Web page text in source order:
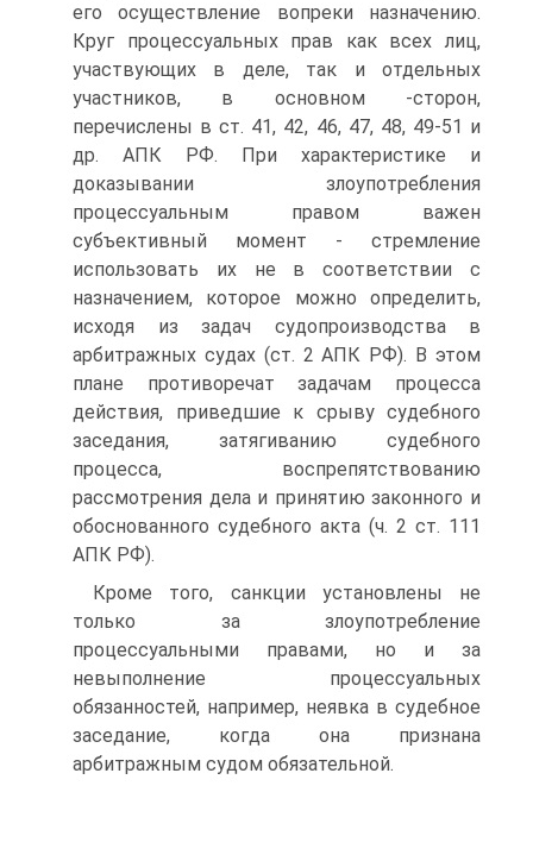
его осуществление вопреки назначению.
Круг процессуальных прав как всех лиц,
участвующих в деле, так и отдельных
участников, в основном -сторон,
перечислены в ст. 41, 42, 46, 47, 48, 49-51 и
др. АПК РФ. При характеристике и
доказывании злоупотребления
процессуальным правом важен
субъективный момент - стремление
использовать их не в соответствии с
назначением, которое можно определить,
исходя из задач судопроизводства в
арбитражных судах (ст. 2 АПК РФ). В этом
плане противоречат задачам процесса
действия, приведшие к срыву судебного
заседания, затягиванию судебного
процесса, воспрепятствованию
рассмотрения дела и принятию законного и
обоснованного судебного акта (ч. 2 ст. 111
АПК РФ).
Кроме того, санкции установлены не
только за злоупотребление
процессуальными правами, но и за
невыполнение процессуальных
обязанностей, например, неявка в судебное
заседание, когда она признана
арбитражным судом обязательной.